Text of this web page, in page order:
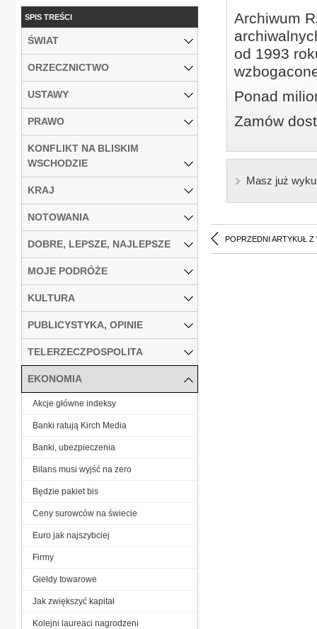
Archiwum
od 1993
Ponad
Zamów
Masz już
POPRZEDNI ARTYKUŁ Z
SPIS TREŚCI
ŚWIAT
ORZECZNICTWO
USTAWY
PRAWO
KONFLIKT NA BLISKIM
WSCHODZIE
KRAJ
NOTOWANIA
DOBRE, LEPSZE, NAJLEPSZE
MOJE PODRÓŻE
KULTURA
PUBLICYSTYKA, OPINIE
TELERZECZPOSPOLITA
EKONOMIA
Akcje główne indeksy
Banki ratują Kirch Media
Banki, ubezpieczenia
Bilans musi wyjść na zero
Będzie pakiet bis
Ceny surowców na świecie
Euro jak najszybciej
Firmy
Giełdy towarowe
Jak zwiększyć kapitał
Kolejni laureaci nagrodzeni